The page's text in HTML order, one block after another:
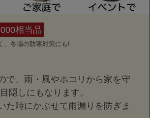
相当品
、冬場の防寒対策にも!
で、雨・風やホコリから家を守
隠しにもなります。
た時にかぶせて雨漏りを防ぎま